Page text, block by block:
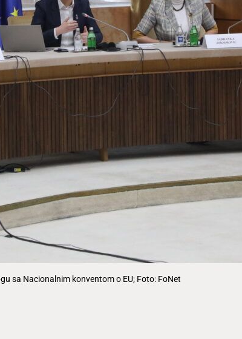
sa Nacionalnim konventom o EU; Foto: FoNet